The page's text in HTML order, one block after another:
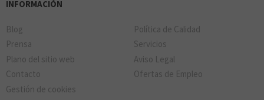
INFORMACIÓN
Blog
Política de Calidad
Prensa
Servicios
Plano del sitio web
Aviso Legal
Contacto
Ofertas de Empleo
Gestión de cookies